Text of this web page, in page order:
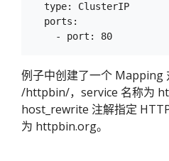
  type: ClusterIP
  ports:
例子中创建了一个 Mapping
/httpbin/，service 名称为
host_rewrite 注解指定
为 httpbin.org。